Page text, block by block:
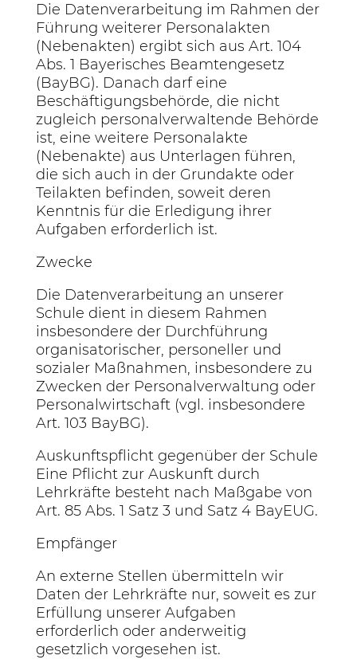
Die Datenverarbeitung im Rahmen der
Führung weiterer Personalakten
(Nebenakten) ergibt sich aus Art. 104
Abs. 1 Bayerisches Beamtengesetz
(BayBG). Danach darf eine
Beschäftigungsbehörde, die nicht
zugleich personalverwaltende Behörde
ist, eine weitere Personalakte
(Nebenakte) aus Unterlagen führen,
die sich auch in der Grundakte oder
Teilakten befinden, soweit deren
Kenntnis für die Erledigung ihrer
Aufgaben erforderlich ist.
Zwecke
Die Datenverarbeitung an unserer
Schule dient in diesem Rahmen
insbesondere der Durchführung
organisatorischer, personeller und
sozialer Maßnahmen, insbesondere zu
Zwecken der Personalverwaltung oder
Personalwirtschaft (vgl. insbesondere
Art. 103 BayBG).
Auskunftspflicht gegenüber der Schule
Eine Pflicht zur Auskunft durch
Lehrkräfte besteht nach Maßgabe von
Art. 85 Abs. 1 Satz 3 und Satz 4 BayEUG.
Empfänger
An externe Stellen übermitteln wir
Daten der Lehrkräfte nur, soweit es zur
Erfüllung unserer Aufgaben
erforderlich oder anderweitig
gesetzlich vorgesehen ist.